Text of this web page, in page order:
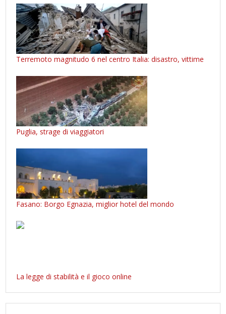
Terremoto magnitudo 6 nel centro Italia: disastro, vittime
Puglia, strage di viaggiatori
Fasano: Borgo Egnazia, miglior hotel del mondo
La legge di stabilità e il gioco online